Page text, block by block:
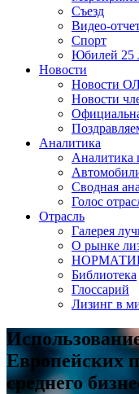
Съезд
Видео-
Спорт
Юбилей 25
Новости
Новости
Новости
Аналитика
Аналитика
Сводная
Голос
Отрасль
Галерея
О рынке
Библиотека
Глоссарий
Лизинг в
Европейских
среднего